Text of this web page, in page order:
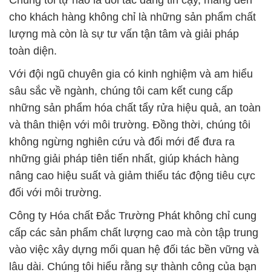
cho khách hàng không chỉ là những sản phẩm chất
lượng mà còn là sự tư vấn tận tâm và giải pháp
toàn diện.
Với đội ngũ chuyên gia có kinh nghiệm và am hiểu
sâu sắc về ngành, chúng tôi cam kết cung cấp
những sản phẩm hóa chất tẩy rửa hiệu quả, an toàn
và thân thiện với môi trường. Đồng thời, chúng tôi
không ngừng nghiên cứu và đổi mới để đưa ra
những giải pháp tiên tiến nhất, giúp khách hàng
nâng cao hiệu suất và giảm thiểu tác động tiêu cực
đối với môi trường.
Công ty Hóa chất Đắc Trường Phát không chỉ cung
cấp các sản phẩm chất lượng cao mà còn tập trung
vào việc xây dựng mối quan hệ đối tác bền vững và
lâu dài. Chúng tôi hiểu rằng sự thành công của bạn